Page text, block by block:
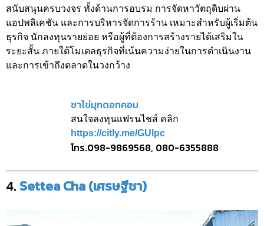
สนับสนุนครบวงจร ทั้งด้านการอบรม การจัดหาวัตถุดิบผ่าน
แอปพลิเคชัน และการบริหารจัดการร้าน เหมาะสำหรับผู้เริ่มต้น
ธุรกิจ นักลงทุนรายย่อย หรือผู้ที่ต้องการสร้างรายได้เสริมใน
ระยะสั้น ภายใต้โมเดลธุรกิจที่เน้นความง่ายในการดำเนินงาน
และการเข้าถึงตลาดในวงกว้าง
ชาไข่มุกดอทคอม
สนใจลงทุนแฟรนไชส์ คลิก
https://citly.me/GUlpc
โทร.098-9869568, 080-6355888
4. Settea Cha (เศรษฐีชา)